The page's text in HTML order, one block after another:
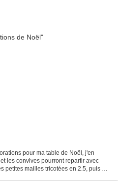
pour ma table de Noël, j'en
les convives pourront repartir avec
petites mailles tricotées en 2.5, puis on